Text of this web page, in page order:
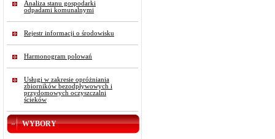
Analiza stanu gospodarki
odpadami komunalnymi
Rejestr informacji o środowisku
Harmonogram polowań
Usługi w zakresie opróżniania
zbiorników bezodpływowych i
przydomowych oczyszczalni
ścieków
WYBORY